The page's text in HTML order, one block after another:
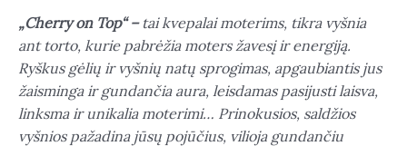
„Cherry on Top“–tai kvepalai moterims, tikra vyšnia
ant torto, kurie pabrėžia moters žavesį ir energiją.
Ryškus gėlių ir vyšnių natų sprogimas, apgaubiantis jus
žaisminga ir gundančia aura, leisdamas pasijusti laisva,
linksma ir unikalia moterimi… Prinokusios, saldžios
vyšnios pažadina jūsų pojūčius, vilioja gundančiu